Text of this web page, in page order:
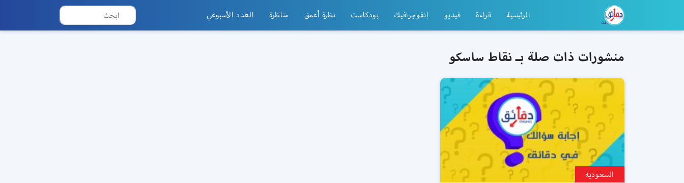
الرئيسية قراءة فيديو إنفوجرافيك بودكاست نظرة أعمق مناظرة العدد الأسبوعي
منشورات ذات صلة بـ نقاط ساسكو
السعودية